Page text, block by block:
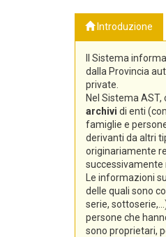
Introduzione
Il Sistema
dalla Provincia
private.
Nel Sistema
archivi di enti
famiglie e
derivanti da altri
originariamente
successivamente
Le informazioni
delle quali sono
serie,
persone che
sono proprietari,